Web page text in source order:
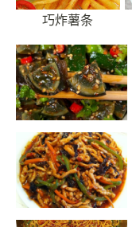
巧炸薯条